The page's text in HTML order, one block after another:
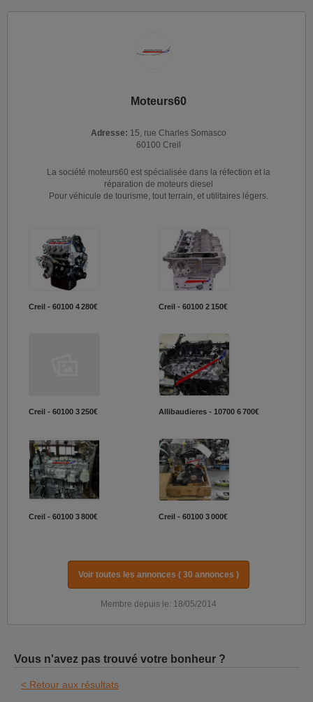
Moteurs60
Adresse: 15, rue Charles Somasco
60100 Creil
La société moteurs60 est spécialisée dans la réfection et la
réparation de moteurs diesel
Pour véhicule de tourisme, tout terrain, et utilitaires légers.
Creil - 60100 4 280€ Creil - 60100 2 150€
Creil - 60100 3 250€ Allibaudieres - 10700 6 700€
Creil - 60100 3 800€ Creil - 60100 3 000€
Voir toutes les annonces ( 30 annonces )
Membre depuis le: 18/05/2014
Vous n'avez pas trouvé votre bonheur ?
< Retour aux résultats